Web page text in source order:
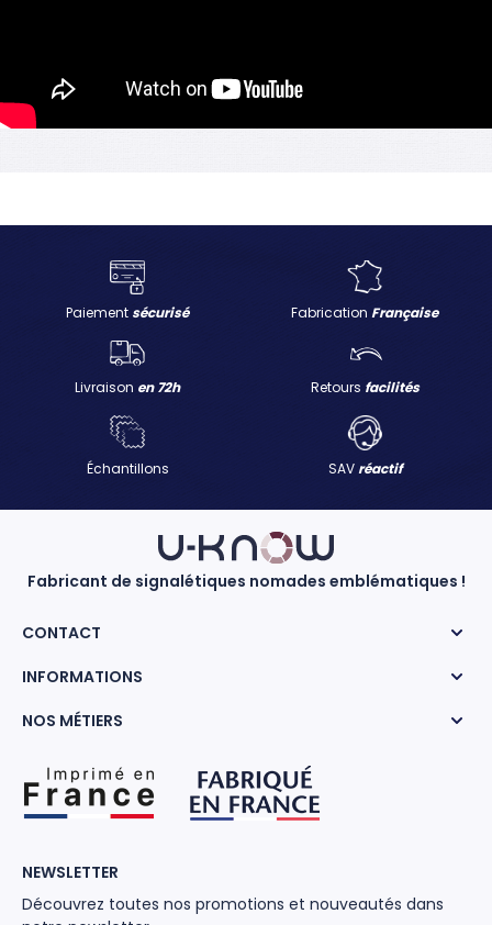
Paiement sécurisé Fabrication Française
Livraison en 72h Retours facilités
Échantillons SAVréactif
Fabricant de signalétiques nomades emblématiques !
CONTACT
INFORMATIONS
NOS MÉTIERS
NEWSLETTER
Découvrez toutes nos promotions et nouveautés dans